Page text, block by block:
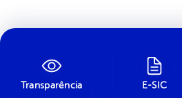
Transparência E-SIC